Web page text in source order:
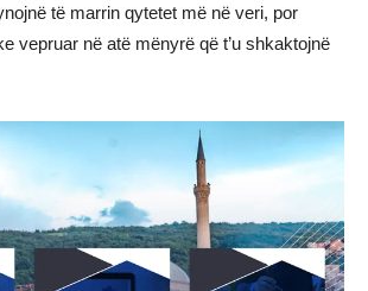
të marrin qytetet më në veri, por
vepruar në atë mënyrë që t’u shkaktojnë